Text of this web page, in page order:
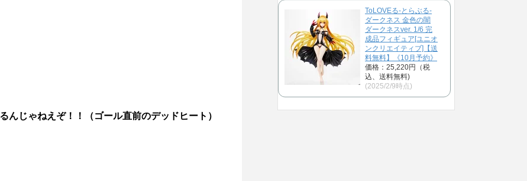
んじゃねえぞ！！（ゴール直前のデッドヒート）
ToLOVEる-とらぶる-
ダークネス 金色の闇
ダークネスver. 1/6 完
成品フィギュア[ユニオ
ンクリエイティブ]【送
料無料】《10月予約》
価格：25,220円（税
込、送料無料)
(2025/2/9時点)